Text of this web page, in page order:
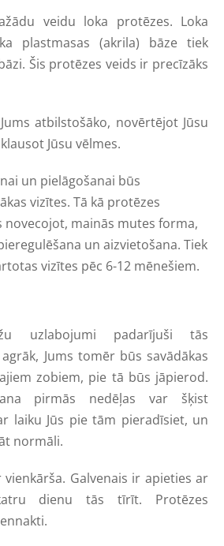
veidu loka protēzes. Loka
plastmasas (akrila) bāze tiek
Šis protēzes veids ir precīzāks
atbilstošāko, novērtējot Jūsu
Jūsu vēlmes.
un pielāgošanai būs
vizītes. Tā kā protēzes
novecojot, mainās mutes forma,
un aizvietošana. Tiek
vizītes pēc 6-12 mēnešiem.
uzlabojumi padarījuši tās
Jums tomēr būs savādākas
zobiem, pie tā būs jāpierod.
pirmās nedēļas var šķist
laiku Jūs pie tām pieradīsiet, un
normāli.
Galvenais ir apieties ar
dienu tās tīrīt. Protēzes